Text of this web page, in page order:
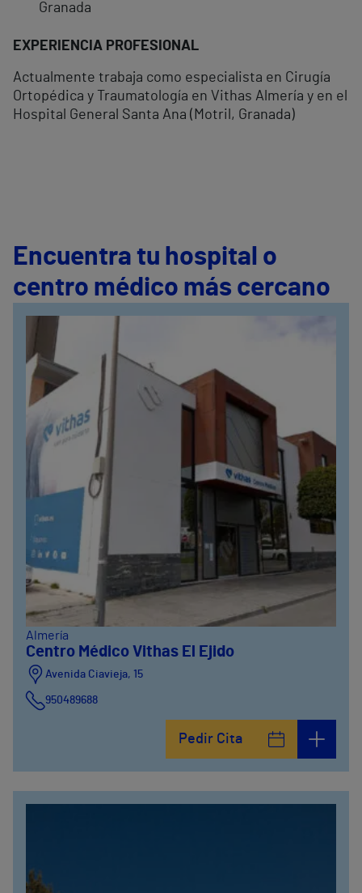
Granada
EXPERIENCIA PROFESIONAL
Actualmente trabaja como especialista en Cirugía
Ortopédica y Traumatología en Vithas Almería y en el
Hospital General Santa Ana (Motril, Granada)
Encuentra tu hospital o
centro médico más cercano
Almería
Centro Médico Vithas El Ejido
Avenida Ciavieja, 15
950489688
Pedir Cita